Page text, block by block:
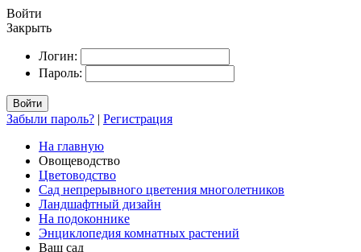
Войти
Закрыть
Логин:
Пароль:
Войти
Забыли пароль? | Регистрация
На главную
Овощеводство
Цветоводство
Сад непрерывного цветения многолетников
Ландшафтный дизайн
На подоконнике
Энциклопедия комнатных растений
Ваш сад